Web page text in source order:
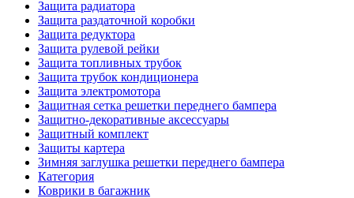
Защита радиатора
Защита раздаточной коробки
Защита редуктора
Защита рулевой рейки
Защита топливных трубок
Защита трубок кондиционера
Защита электромотора
Защитная сетка решетки переднего бампера
Защитно-декоративные аксессуары
Защитный комплект
Защиты картера
Зимняя заглушка решетки переднего бампера
Категория
Коврики в багажник